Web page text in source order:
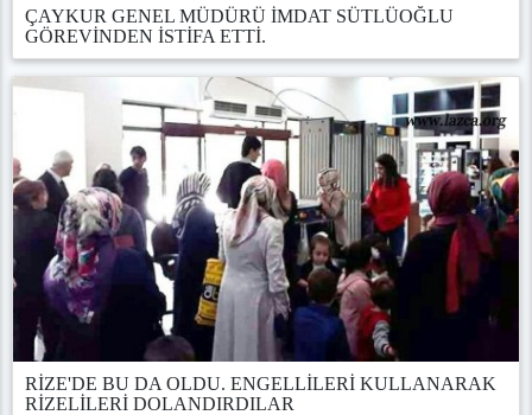
ÇAYKUR GENEL MÜDÜRÜ İMDAT SÜTLÜOĞLU
GÖREVİNDEN İSTİFA ETTİ.
RİZE'DE BU DA OLDU. ENGELLİLERİ KULLANARAK
RİZELİLERİ DOLANDIRDILAR